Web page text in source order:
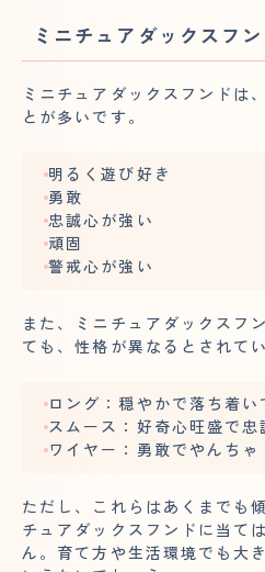
ミニチュアダックスフ
ミニチュアダックスフンドは
とが多いです。
明るく遊び好き
勇敢
忠誠心が強い
頑固
警戒心が強い
また、ミニチュアダックスフ
ても、性格が異なるとされてい
ロング：穏やかで落ち着い
スムース：好奇心旺盛で忠
ワイヤー：勇敢でやんちゃ
ただし、これらはあくまでも
チュアダックスフンドに当て
ん。育て方や生活環境でも大